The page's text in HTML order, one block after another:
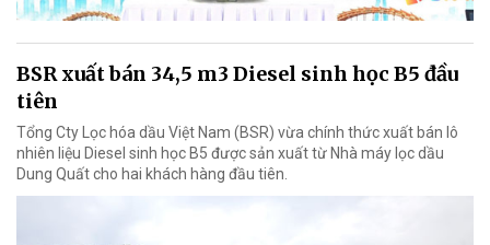
BSR xuất bán 34,5 m3 Diesel sinh học B5 đầu
tiên
Tổng Cty Lọc hóa dầu Việt Nam (BSR) vừa chính thức xuất bán lô
nhiên liệu Diesel sinh học B5 được sản xuất từ Nhà máy lọc dầu
Dung Quất cho hai khách hàng đầu tiên.